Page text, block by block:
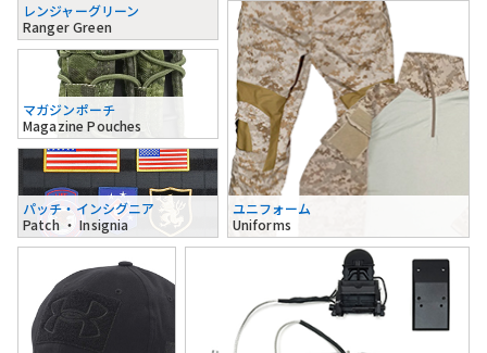
レンジャーグリーン
Ranger Green
マガジンポーチ
Magazine Pouches
パッチ・インシグニア
Patch ・ Insignia
ユニフォーム
Uniforms